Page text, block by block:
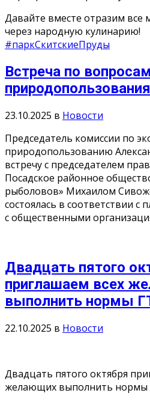
Давайте вместе отразим все
через народную кулинарию!
#паркСкитскиеПруды
Встреча по вопросам
природопользования
23.10.2025 в Новости
Председатель комиссии по
природопользованию
встречу с председателем
Посадское районное
рыболовов» Михаилом
состоялась в соответствии с
с общественными
Двадцать пятого
приглашаем всех
выполнить нормы
22.10.2025 в Новости
Двадцать пятого октября
желающих выполнить нормы